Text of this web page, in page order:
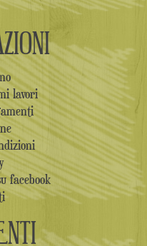
lavori
facebook